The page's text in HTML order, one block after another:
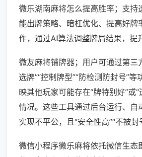
微乐湖南麻将怎么提高胜率；支持
能出牌策略、暗杠优化、提高好牌
作，通过AI算法调整牌局结果，提
微友麻将铺牌器；用户可通过第三
选牌”“控制牌型”“防检测防封号”等
映其他玩家可能存在“牌特别好”或
情况。这些工具通过后台运行、自
实现不平公，且“安全性高”“不被封
微信小程序微乐麻将依托微信生态